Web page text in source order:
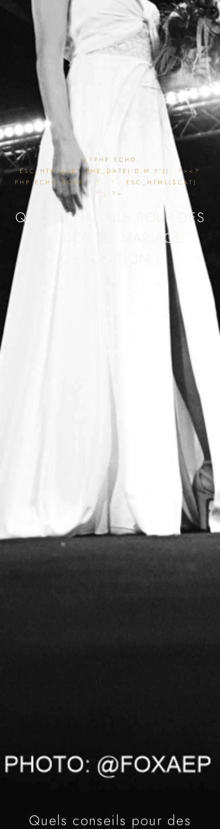
<?PHP ECHO
ESC_HTML(GET_THE_DATE('D.M.Y')); ?><?
PHP ECHO $CAT ? ' · ' . ESC_HTML($CAT) :
''; ?>
QUELS CONSEILS POUR DES
PHOTOS DE MARIAGE
Quels conseils pour des